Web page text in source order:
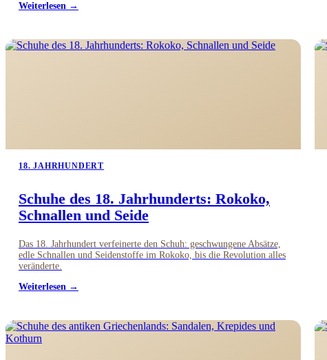
Weiterlesen →
18. JAHRHUNDERT
Schuhe des 18. Jahrhunderts: Rokoko,
Schnallen und Seide
Das 18. Jahrhundert verfeinerte den Schuh: geschwungene Absätze,
edle Schnallen und Seidenstoffe im Rokoko, bis die Revolution alles
veränderte.
Weiterlesen →